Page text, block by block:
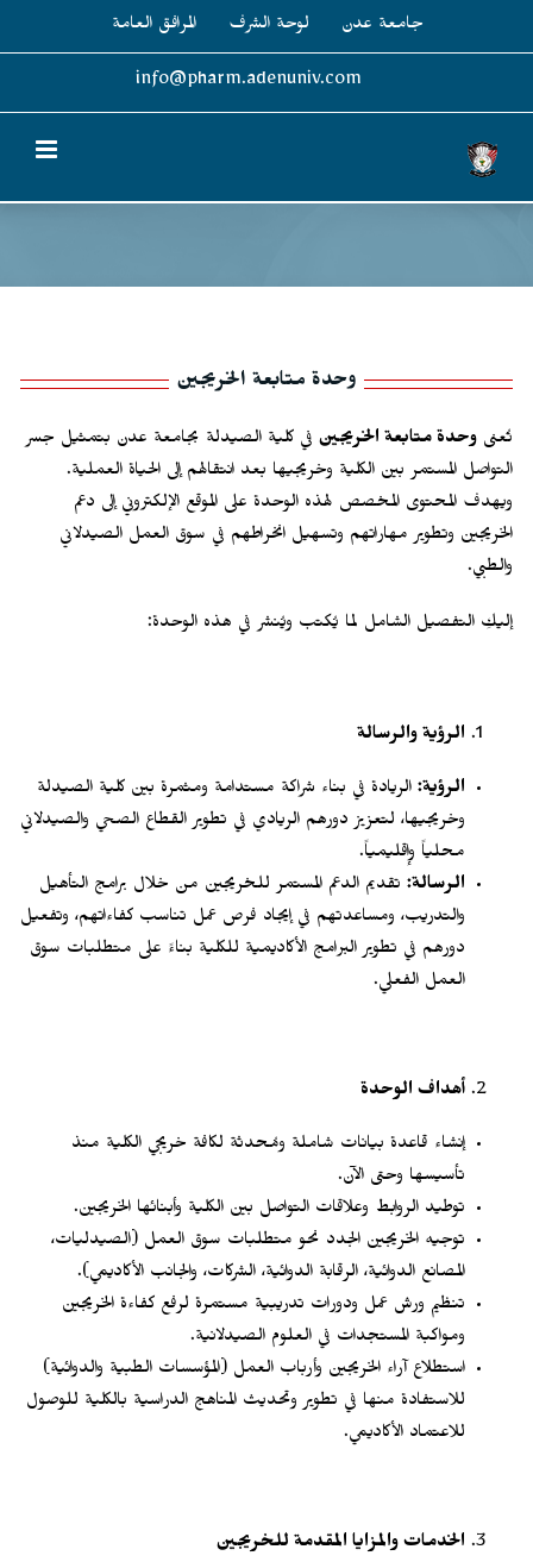
جامعة عدن لوحة الشرف المرافق العامة
info@pharm.adenuniv.com
وحدة متابعة الخريجين
تُعنى وحدة متابعة الخريجين في كلية الصيدلة بجامعة عدن بتمثيل جسر
التواصل المستمر بين الكلية وخريجيها بعد انتقالهم إلى الحياة العملية.
ويهدف المحتوى المخصص لهذه الوحدة على الموقع الإلكتروني إلى دعم
الخريجين وتطوير مهاراتهم وتسهيل انخراطهم في سوق العمل الصيدلاني
والطبي.
إليكِ التفصيل الشامل لما يُكتب ويُنشر في هذه الوحدة:
الرؤية والرسالة
الرؤية: الريادة في بناء شراكة مستدامة ومثمرة بين كلية الصيدلة
وخريجيها، لتعزيز دورهم الريادي في تطوير القطاع الصحي والصيدلاني
محلياً وإقليمياً.
الرسالة: تقديم الدعم المستمر للخريجين من خلال برامج التأهيل
والتدريب، ومساعدتهم في إيجاد فرص عمل تناسب كفاءاتهم، وتفعيل
دورهم في تطوير البرامج الأكاديمية للكلية بناءً على متطلبات سوق
العمل الفعلي.
أهداف الوحدة
إنشاء قاعدة بيانات شاملة ومُحدثة لكافة خريجي الكلية منذ
تأسيسها وحتى الآن.
توطيد الروابط وعلاقات التواصل بين الكلية وأبنائها الخريجين.
توجيه الخريجين الجدد نحو متطلبات سوق العمل (الصيدليات،
المصانع الدوائية، الرقابة الدوائية، الشركات، والجانب الأكاديمي).
تنظيم ورش عمل ودورات تدريبية مستمرة لرفع كفاءة الخريجين
ومواكبة المستجدات في العلوم الصيدلانية.
استطلاع آراء الخريجين وأرباب العمل (المؤسسات الطبية والدوائية)
للاستفادة منها في تطوير وتحديث المناهج الدراسية بالكلية للوصول
للاعتماد الأكاديمي.
الخدمات والمزايا المقدمة للخريجين